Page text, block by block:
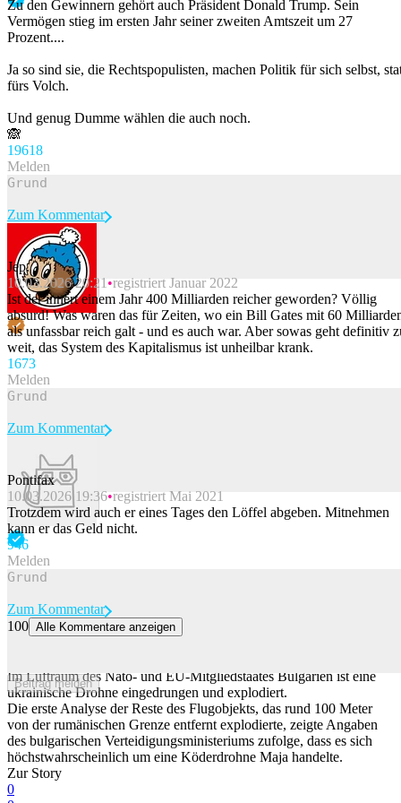
Zu den Gewinnern gehört auch Präsident Donald Trump. Sein
Vermögen stieg im ersten Jahr seiner zweiten Amtszeit um 27
Prozent....
Ja so sind sie, die Rechtspopulisten, machen Politik für sich selbst,
fürs Volch.
Und genug Dumme wählen die auch noch.
🙈
19618
Melden
Beitrag melden
Zum Kommentar
Jep.
10.03.2026 20:21 registriert Januar 2022
Ist der innert einem Jahr 400 Milliarden reicher geworden? Völlig
absurd! Was waren das für Zeiten, wo ein Bill Gates mit 60
als unfassbar reich galt - und es auch war. Aber sowas geht definitiv
weit, das System des Kapitalismus ist unheilbar krank.
1673
Melden
Beitrag melden
Zum Kommentar
Pontifax
10.03.2026 19:36 registriert Mai 2021
Trotzdem wird auch er eines Tages den Löffel abgeben. Mitnehmen
kann er das Geld nicht.
946
Melden
Beitrag melden
Zum Kommentar
100 Alle Kommentare anzeigen
Im Luftraum des Nato- und EU-Mitgliedstaates Bulgarien ist eine
ukrainische Drohne eingedrungen und explodiert.
Die erste Analyse der Reste des Flugobjekts, das rund 100 Meter
von der rumänischen Grenze entfernt explodierte, zeigte Angaben
des bulgarischen Verteidigungsministeriums zufolge, dass es sich
höchstwahrscheinlich um eine Köderdrohne Maja handelte.
Zur Story
0